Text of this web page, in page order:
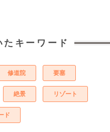
たキーワード
修道院 要塞
絶景 リゾート
ド